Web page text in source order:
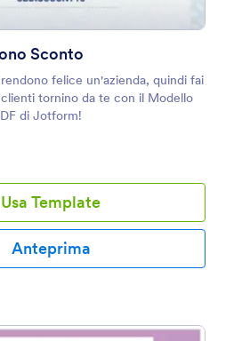
Sconto
felice un'azienda, quindi fai
tornino da te con il Modello
di Jotform!
Usa Template
Anteprima